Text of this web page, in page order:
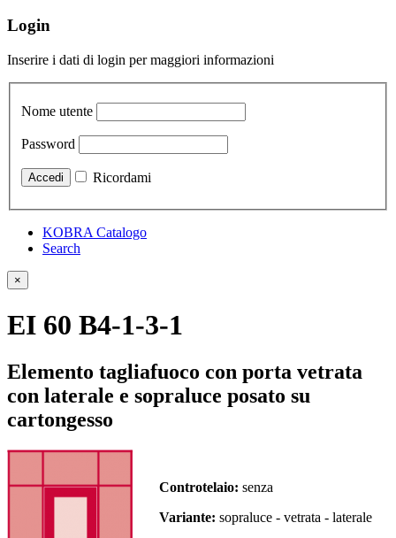
Login
Inserire i dati di login per maggiori informazioni
Nome utente
Password
Ricordami
KOBRA Catalogo
Search
×
EI 60 B4-1-3-1
Elemento tagliafuoco con porta vetrata
con laterale e sopraluce posato su
cartongesso
Controtelaio: senza
Variante: sopraluce - vetrata - laterale